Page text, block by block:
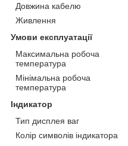
Довжина кабелю
Живлення
Умови експлуатації
Максимальна робоча
температура
Мінімальна робоча
температура
Індикатор
Тип дисплея ваг
Колір символів індикатора